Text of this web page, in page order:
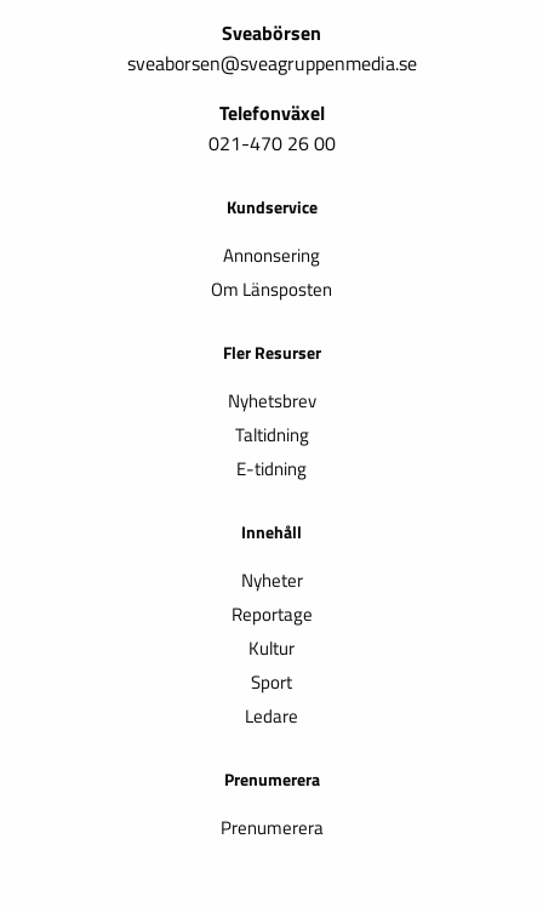
Sveabörsen
sveaborsen@sveagruppenmedia.se
Telefonväxel
021-470 26 00
Kundservice
Annonsering
Om Länsposten
Fler Resurser
Nyhetsbrev
Taltidning
E-tidning
Innehåll
Nyheter
Reportage
Kultur
Sport
Ledare
Prenumerera
Prenumerera